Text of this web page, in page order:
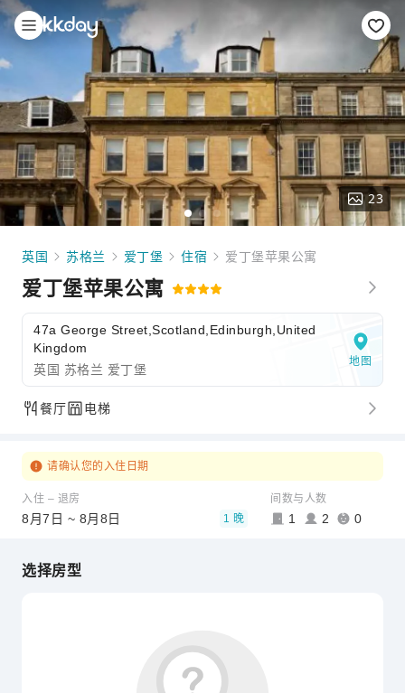
23
英国 苏格兰 爱丁堡 住宿 爱丁堡苹果公寓
爱丁堡苹果公寓
47a George Street,Scotland,Edinburgh,United
Kingdom
英国 苏格兰 爱丁堡
地图
餐厅 电梯
请确认您的入住日期
入住 – 退房
8月7日 ~ 8月8日 1 晚
间数与人数
1 2 0
选择房型